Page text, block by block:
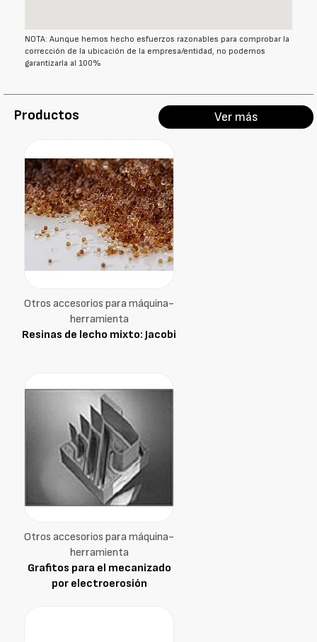
NOTA: Aunque hemos hecho esfuerzos razonables para comprobar la
corrección de la ubicación de la empresa/entidad, no podemos
garantizarla al 100%
Productos Ver más
Otros accesorios para máquina-
herramienta
Resinas de lecho mixto: Jacobi
Otros accesorios para máquina-
herramienta
Grafitos para el mecanizado
por electroerosión